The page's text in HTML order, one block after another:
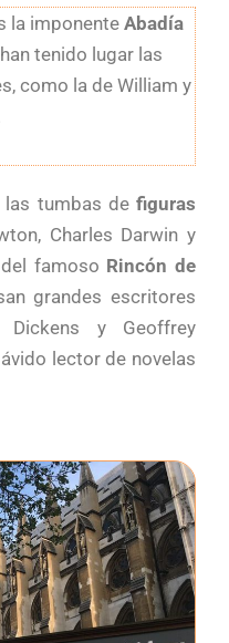
la imponente Abadía
tenido lugar las
como la de William y
las tumbas de figuras
Charles Darwin y
famoso Rincón de
grandes escritores
Dickens y Geoffrey
lector de novelas